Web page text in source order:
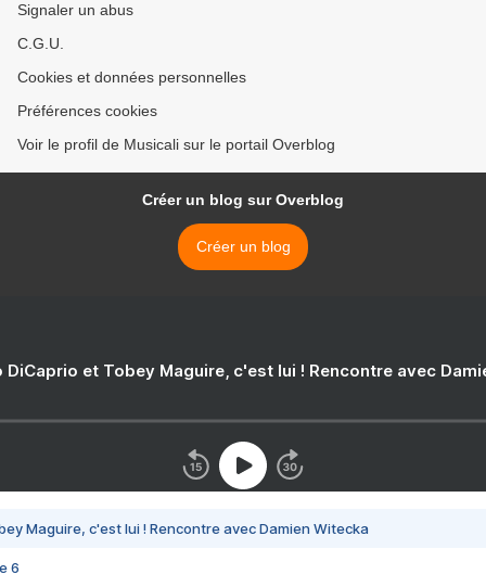
Signaler un abus
C.G.U.
Cookies et données personnelles
Préférences cookies
Voir le profil de Musicali sur le portail Overblog
Créer un blog sur Overblog
Créer un blog
DiCaprio et Tobey Maguire, c'est lui ! Rencontre avec
Maguire, c'est lui ! Rencontre avec Damien Witecka
6